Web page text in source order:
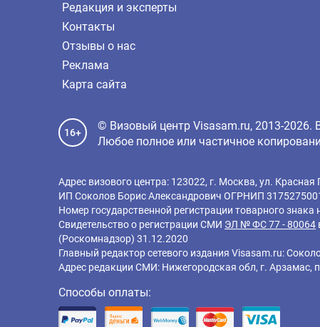
Редакция и эксперты
Контакты
Отзывы о нас
Реклама
Карта сайта
16+
© Визовый центр Visasam.ru, 2013-
Любое полное или частичное
Адрес визового центра: 123022, г. Москва, ул. Красная
ИП Соколов Борис Александрович ОГРНИП
Номер государственной регистрации товарного
Свидетельство о регистрации СМИ ЭЛ № ФС 77 - 80064
(Роскомнадзор) 31.12.2020
Главный редактор cетевого издания Visasam.ru:
Адрес редакции СМИ: Нижегородская обл, г. Арзамас,
Способы оплаты: